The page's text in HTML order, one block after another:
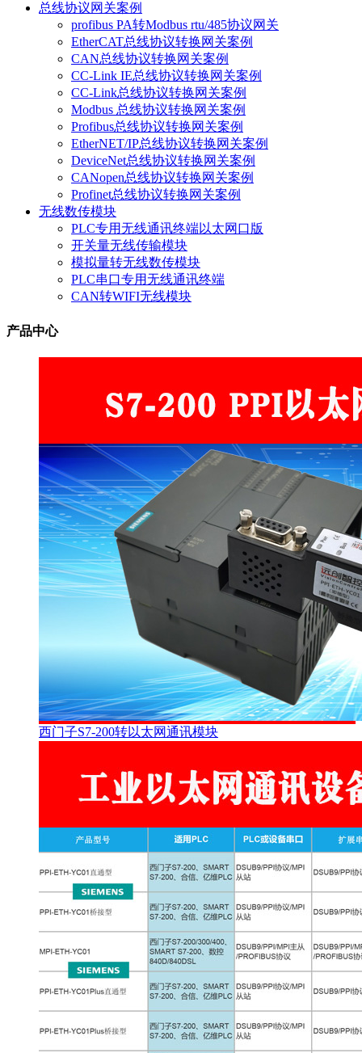
总线协议网关案例
profibus PA转Modbus rtu/485协议网关
EtherCAT总线协议转换网关案例
CAN总线协议转换网关案例
CC-Link IE总线协议转换网关案例
CC-Link总线协议转换网关案例
Modbus 总线协议转换网关案例
Profibus总线协议转换网关案例
EtherNET/IP总线协议转换网关案例
DeviceNet总线协议转换网关案例
CANopen总线协议转换网关案例
Profinet总线协议转换网关案例
无线数传模块
PLC专用无线通讯终端以太网口版
开关量无线传输模块
模拟量转无线数传模块
PLC串口专用无线通讯终端
CAN转WIFI无线模块
产品中心
西门子S7-200转以太网通讯模块